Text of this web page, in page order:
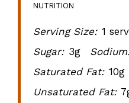
NUTRITION
Serving Size: 1
Sugar: 3g
Saturated Fat: 10g
Unsaturated Fat: